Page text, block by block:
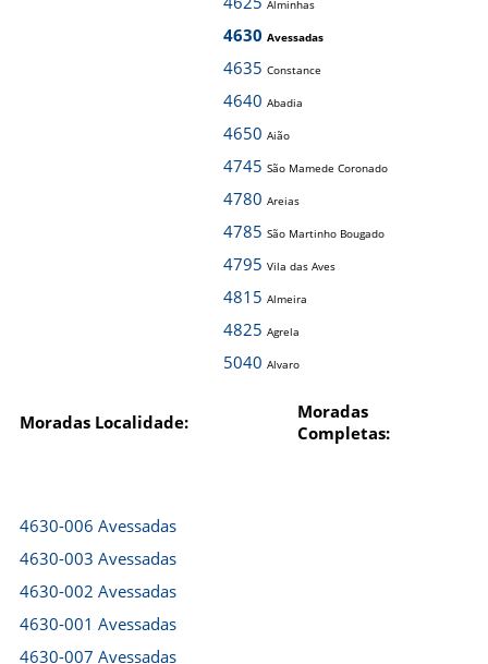
Alminhas
4630 Avessadas
4635 Constance
4640 Abadia
4650 Aião
4745 São Mamede Coronado
4780 Areias
4785 São Martinho Bougado
4795 Vila das Aves
4815 Almeira
4825 Agrela
5040 Alvaro
Moradas Localidade:
Moradas
Completas:
4630-006 Avessadas
4630-003 Avessadas
4630-002 Avessadas
4630-001 Avessadas
4630-007 Avessadas